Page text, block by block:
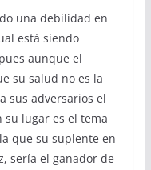
una debilidad en
está siendo
aunque el
su salud no es la
sus adversarios el
lugar es el tema
que su suplente en
sería el ganador de